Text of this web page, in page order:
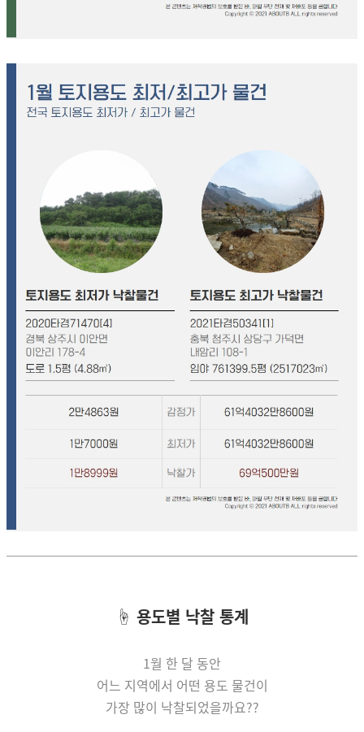
☝ 용도별 낙찰 통계
1월 한 달 동안
어느 지역에서 어떤 용도 물건이
가장 많이 낙찰되었을까요??